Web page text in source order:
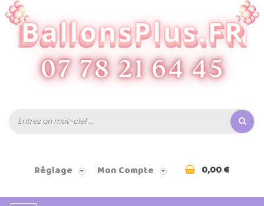
Réglage Mon Compte 0,00 €